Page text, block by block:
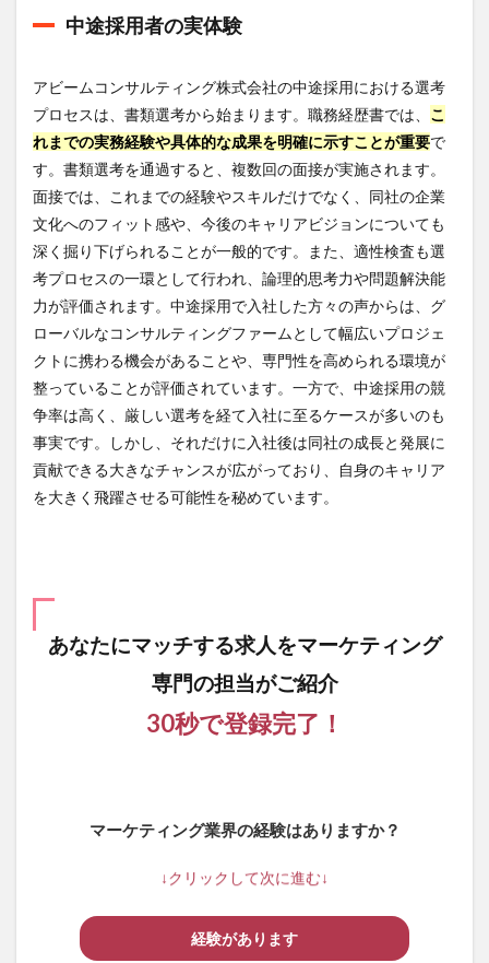
中途採用者の実体験
アビームコンサルティング株式会社の中途採用における選考
プロセスは、書類選考から始まります。職務経歴書では、 こ
れまでの実務経験や具体的な成果を明確に示すことが重要で
す。書類選考を通過すると、複数回の面接が実施されます。
面接では、これまでの経験やスキルだけでなく、同社の企業
文化へのフィット感や、今後のキャリアビジョンについても
深く掘り下げられることが一般的です。また、適性検査も選
考プロセスの一環として行われ、論理的思考力や問題解決能
力が評価されます。中途採用で入社した方々の声からは、グ
ローバルなコンサルティングファームとして幅広いプロジェ
クトに携わる機会があることや、専門性を高められる環境が
整っていることが評価されています。一方で、中途採用の競
争率は高く、厳しい選考を経て入社に至るケースが多いのも
事実です。しかし、それだけに入社後は同社の成長と発展に
貢献できる大きなチャンスが広がっており、自身のキャリア
を大きく飛躍させる可能性を秘めています。
あなたにマッチする求人をマーケティング
専門の担当がご紹介
30秒で登録完了！
マーケティング業界の経験はありますか？
↓クリックして次に進む↓
経験があります